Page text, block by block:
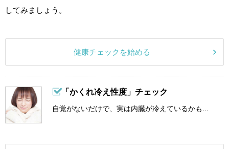
してみましょう。
健康チェックを始める
「かくれ冷え性度」チェック
自覚がないだけで、実は内臓が冷えているかも...